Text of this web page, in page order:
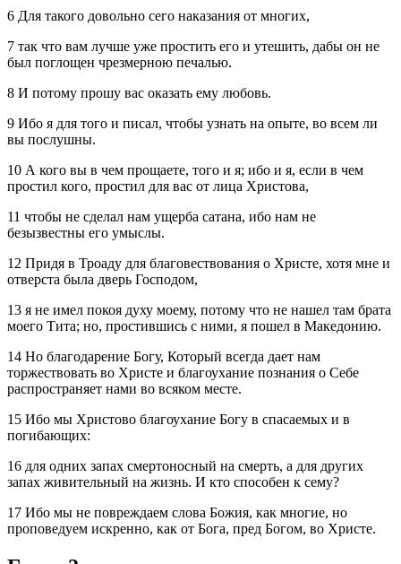
6 Для такого довольно сего наказания от многих,
7 так что вам лучше уже простить его и утешить, дабы он не
был поглощен чрезмерною печалью.
8 И потому прошу вас оказать ему любовь.
9 Ибо я для того и писал, чтобы узнать на опыте, во всем ли
вы послушны.
10 А кого вы в чем прощаете, того и я; ибо и я, если в чем
простил кого, простил для вас от лица Христова,
11 чтобы не сделал нам ущерба сатана, ибо нам не
безызвестны его умыслы.
12 Придя в Троаду для благовествования о Христе, хотя мне и
отверста была дверь Господом,
13 я не имел покоя духу моему, потому что не нашел там брата
моего Тита; но, простившись с ними, я пошел в Македонию.
14 Но благодарение Богу, Который всегда дает нам
торжествовать во Христе и благоухание познания о Себе
распространяет нами во всяком месте.
15 Ибо мы Христово благоухание Богу в спасаемых и в
погибающих:
16 для одних запах смертоносный на смерть, а для других
запах живительный на жизнь. И кто способен к сему?
17 Ибо мы не повреждаем слова Божия, как многие, но
проповедуем искренно, как от Бога, пред Богом, во Христе.